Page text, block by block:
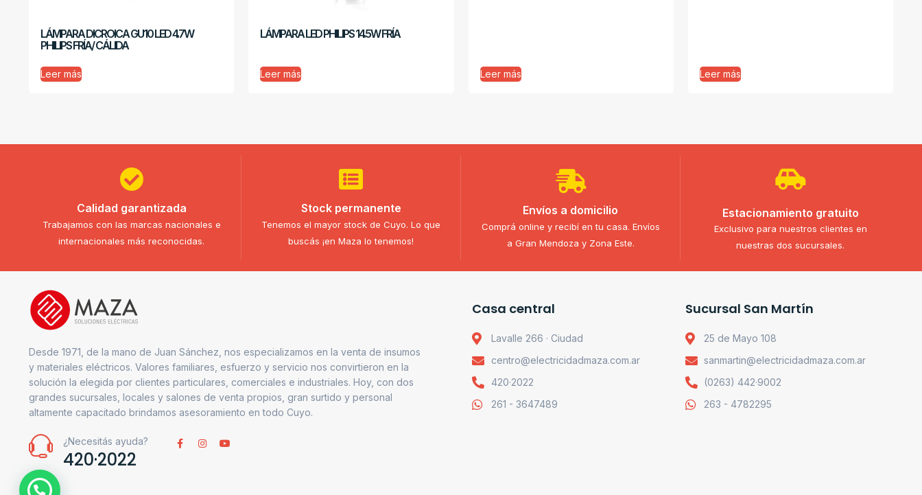
LÁMPARA DICROICA GU10 LED 4.7W
PHILIPS FRÍA/ CÁLIDA
Leer más
LÁMPARA LED PHILIPS 14.5W FRÍA
Leer más Leer más Leer más
Calidad garantizada
Trabajamos con las marcas nacionales e
internacionales más reconocidas.
Stock permanente
Tenemos el mayor stock de Cuyo. Lo que
buscás ¡en Maza lo tenemos!
Envíos a domicilio
Comprá online y recibí en tu casa. Envíos
a Gran Mendoza y Zona Este.
Estacionamiento gratuito
Exclusivo para nuestros clientes en
nuestras dos sucursales.
Desde 1971, de la mano de Juan Sánchez, nos especializamos en la venta de insumos
y materiales eléctricos. Valores familiares, esfuerzo y servicio nos convirtieron en la
solución la elegida por clientes particulares, comerciales e industriales. Hoy, con dos
grandes sucursales, locales y salones de venta propios, gran surtido y personal
altamente capacitado brindamos asesoramiento en todo Cuyo.
¿Necesitás ayuda?
420·2022
Casa central
Lavalle 266 · Ciudad
centro@electricidadmaza.com.ar
420·2022
261 - 3647489
Sucursal San Martín
25 de Mayo 108
sanmartin@electricidadmaza.com.ar
(0263) 442·9002
263 - 4782295